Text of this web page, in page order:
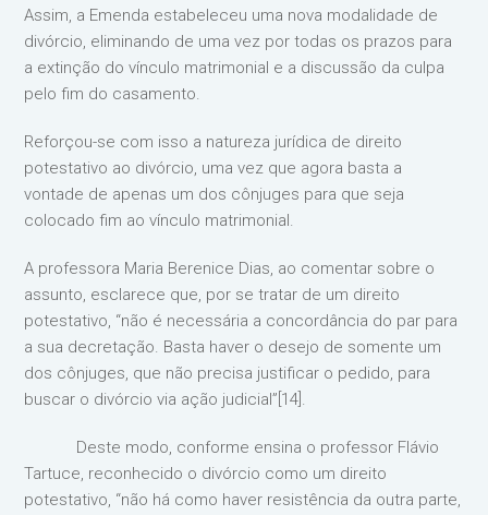
Assim, a Emenda estabeleceu uma nova modalidade de
divórcio, eliminando de uma vez por todas os prazos para
a extinção do vínculo matrimonial e a discussão da culpa
pelo fim do casamento.
Reforçou-se com isso a natureza jurídica de direito
potestativo ao divórcio, uma vez que agora basta a
vontade de apenas um dos cônjuges para que seja
colocado fim ao vínculo matrimonial.
A professora Maria Berenice Dias, ao comentar sobre o
assunto, esclarece que, por se tratar de um direito
potestativo, “não é necessária a concordância do par para
a sua decretação. Basta haver o desejo de somente um
dos cônjuges, que não precisa justificar o pedido, para
buscar o divórcio via ação judicial”[14].
Deste modo, conforme ensina o professor Flávio
Tartuce, reconhecido o divórcio como um direito
potestativo, “não há como haver resistência da outra parte,